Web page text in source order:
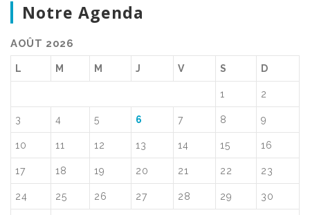
Notre Agenda
AOÛT 2026
L M M J V S D
1 2
3 4 5 6 7 8 9
10 11 12 13 14 15 16
17 18 19 20 21 22 23
24 25 26 27 28 29 30